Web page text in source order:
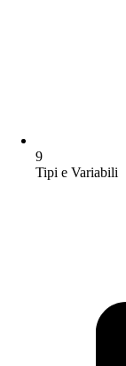
9
Tipi e Variabili